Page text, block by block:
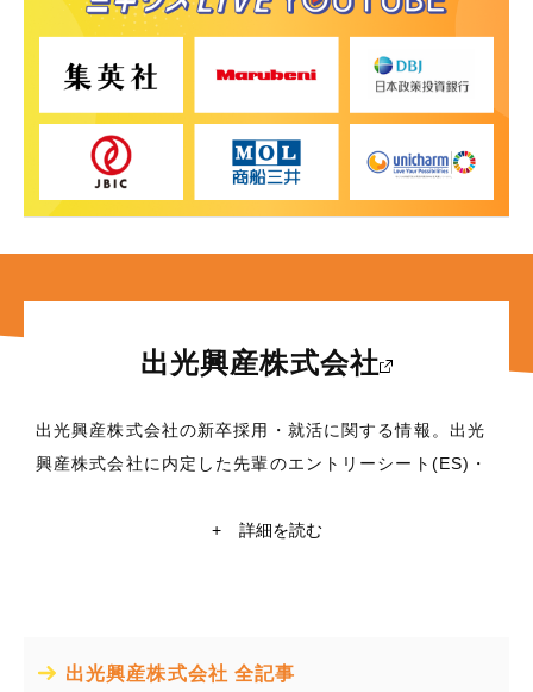
出光興産株式会社
出光興産株式会社の新卒採用・就活に関する情報。出光
興産株式会社に内定した先輩のエントリーシート(ES)・
報満載！東京大学・京都大学在籍の現役学生ライターに
東京都千代田区丸の内3丁目1番1号
+ 詳細を読む
出光興産株式会社 全記事